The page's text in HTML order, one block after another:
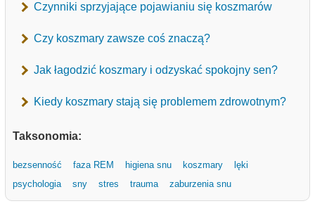
Czynniki sprzyjające pojawianiu się koszmarów
Czy koszmary zawsze coś znaczą?
Jak łagodzić koszmary i odzyskać spokojny sen?
Kiedy koszmary stają się problemem zdrowotnym?
Taksonomia:
bezsenność faza REM higiena snu koszmary
lęki
psychologia
sny stres trauma zaburzenia snu